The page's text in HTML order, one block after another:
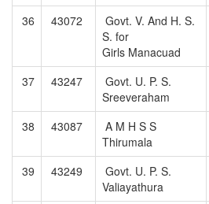
36 43072
Govt. V. And H. S.
S. for
Girls Manacuad
37 43247
Govt. U. P. S.
Sreeveraham
38 43087
A M H S S
Thirumala
39 43249
Govt. U. P. S.
Valiayathura